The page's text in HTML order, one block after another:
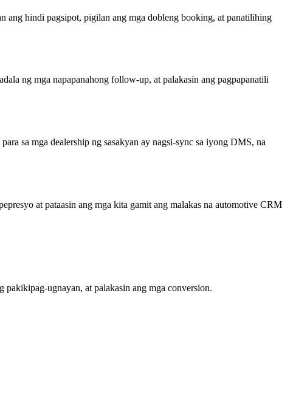
ang hindi pagsipot, pigilan ang mga dobleng booking, at panatilihing
ng mga napapanahong follow-up, at palakasin ang pagpapanatili
sa mga dealership ng sasakyan ay nagsi-sync sa iyong DMS, na
at pataasin ang mga kita gamit ang malakas na automotive CRM
ugnayan, at palakasin ang mga conversion.